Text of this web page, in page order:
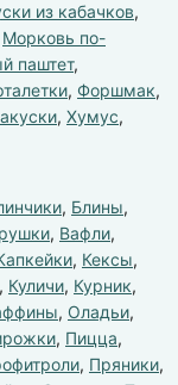
из кабачков,
Морковь по-
паштет,
, Форшмак,
, Хумус,
, Блины,
, Вафли,
, Кексы,
, Куличи, Курник,
, Оладьи,
, Пицца,
, Пряники,